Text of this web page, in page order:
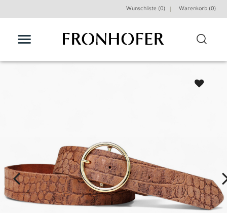
Wunschliste (0) Warenkorb (0)